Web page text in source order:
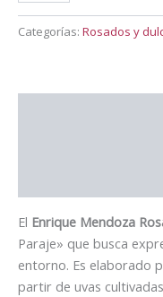
Categorías: Rosados y
El Enrique Mendoza
Paraje» que busca
entorno. Es elaborado
partir de uvas